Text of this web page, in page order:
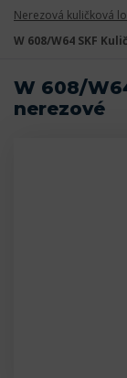
Nerezová kuličková
W 608/W64 SKF
W 608/
nerezové